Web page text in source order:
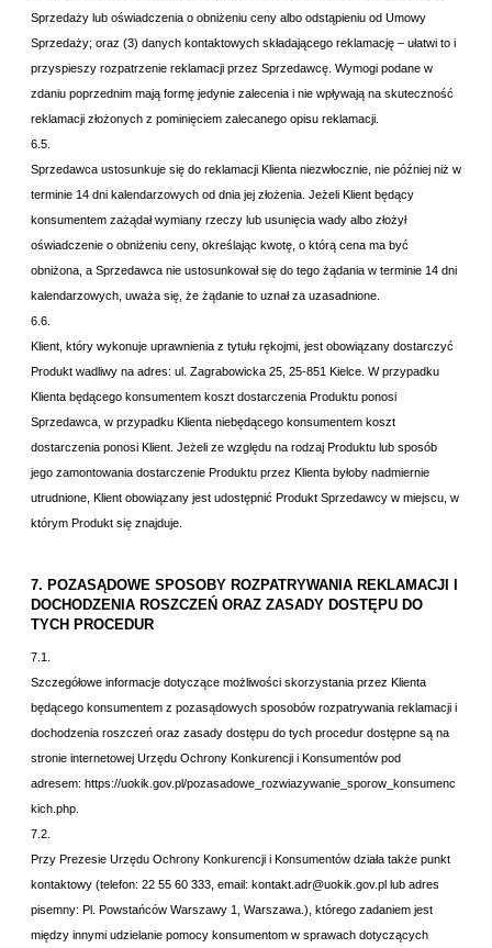
Sprzedaży lub oświadczenia o obniżeniu ceny albo odstąpieniu od Umowy
Sprzedaży; oraz (3) danych kontaktowych składającego reklamację – ułatwi to i
przyspieszy rozpatrzenie reklamacji przez Sprzedawcę. Wymogi podane w
zdaniu poprzednim mają formę jedynie zalecenia i nie wpływają na skuteczność
reklamacji złożonych z pominięciem zalecanego opisu reklamacji.
6.5.
Sprzedawca ustosunkuje się do reklamacji Klienta niezwłocznie, nie później niż w
terminie 14 dni kalendarzowych od dnia jej złożenia. Jeżeli Klient będący
konsumentem zażądał wymiany rzeczy lub usunięcia wady albo złożył
oświadczenie o obniżeniu ceny, określając kwotę, o którą cena ma być
obniżona, a Sprzedawca nie ustosunkował się do tego żądania w terminie 14 dni
kalendarzowych, uważa się, że żądanie to uznał za uzasadnione.
6.6.
Klient, który wykonuje uprawnienia z tytułu rękojmi, jest obowiązany dostarczyć
Produkt wadliwy na adres: ul. Zagrabowicka 25, 25-851 Kielce. W przypadku
Klienta będącego konsumentem koszt dostarczenia Produktu ponosi
Sprzedawca, w przypadku Klienta niebędącego konsumentem koszt
dostarczenia ponosi Klient. Jeżeli ze względu na rodzaj Produktu lub sposób
jego zamontowania dostarczenie Produktu przez Klienta byłoby nadmiernie
utrudnione, Klient obowiązany jest udostępnić Produkt Sprzedawcy w miejscu, w
którym Produkt się znajduje.
7. POZASĄDOWE SPOSOBY ROZPATRYWANIA REKLAMACJI I
DOCHODZENIA ROSZCZEŃ ORAZ ZASADY DOSTĘPU DO
TYCH PROCEDUR
7.1.
Szczegółowe informacje dotyczące możliwości skorzystania przez Klienta
będącego konsumentem z pozasądowych sposobów rozpatrywania reklamacji i
dochodzenia roszczeń oraz zasady dostępu do tych procedur dostępne są na
stronie internetowej Urzędu Ochrony Konkurencji i Konsumentów pod
adresem: https://uokik.gov.pl/pozasadowe_rozwiazywanie_sporow_konsumenc
kich.php
7.2.
Przy Prezesie Urzędu Ochrony Konkurencji i Konsumentów działa także punkt
kontaktowy (telefon: 22 55 60 333, email: kontakt.adr@uokik.gov.pl lub adres
pisemny: Pl. Powstańców Warszawy 1, Warszawa.), którego zadaniem jest
między innymi udzielanie pomocy konsumentom w sprawach dotyczących